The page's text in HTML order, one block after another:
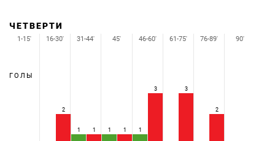
ЧЕТВЕРТИ
ГОЛЫ
2
1 1 1 1 1
3 3
2
1-15' 16-30' 31-44' 45' 46-60' 61-75' 76-89' 90'